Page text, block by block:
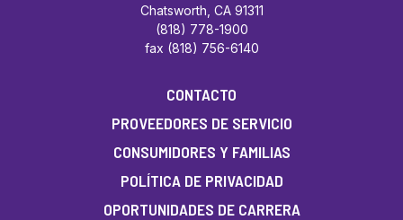
Chatsworth, CA 91311
(818) 778-1900
fax (818) 756-6140
CONTACTO
PROVEEDORES DE SERVICIO
CONSUMIDORES Y FAMILIAS
POLÍTICA DE PRIVACIDAD
OPORTUNIDADES DE CARRERA